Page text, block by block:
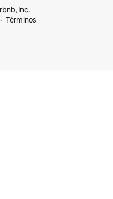
Inc.
Términos